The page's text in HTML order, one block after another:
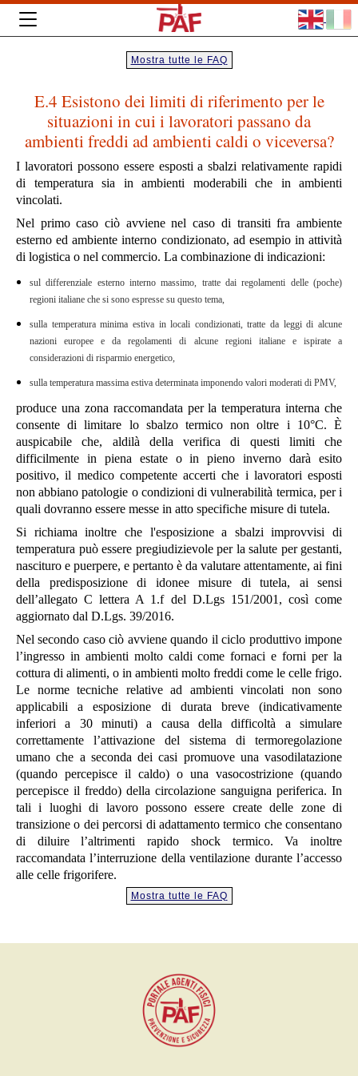
Mostra tutte le FAQ
E.4 Esistono dei limiti di riferimento per le
situazioni in cui i lavoratori passano da
ambienti freddi ad ambienti caldi o viceversa?
I lavoratori possono essere esposti a sbalzi relativamente rapidi
di temperatura sia in ambienti moderabili che in ambienti
vincolati.
Nel primo caso ciò avviene nel caso di transiti fra ambiente
esterno ed ambiente interno condizionato, ad esempio in attività
di logistica o nel commercio. La combinazione di indicazioni:
sul differenziale esterno interno massimo, tratte dai regolamenti delle (poche)
regioni italiane che si sono espresse su questo tema,
sulla temperatura minima estiva in locali condizionati, tratte da leggi di alcune
nazioni europee e da regolamenti di alcune regioni italiane e ispirate a
considerazioni di risparmio energetico,
sulla temperatura massima estiva determinata imponendo valori moderati di PMV,
produce una zona raccomandata per la temperatura interna che
consente di limitare lo sbalzo termico non oltre i 10°C. È
auspicabile che, aldilà della verifica di questi limiti che
difficilmente in piena estate o in pieno inverno darà esito
positivo, il medico competente accerti che i lavoratori esposti
non abbiano patologie o condizioni di vulnerabilità termica, per i
quali dovranno essere messe in atto specifiche misure di tutela.
Si richiama inoltre che l'esposizione a sbalzi improvvisi di
temperatura può essere pregiudizievole per la salute per gestanti,
nascituro e puerpere, e pertanto è da valutare attentamente, ai fini
della predisposizione di idonee misure di tutela, ai sensi
dell’allegato C lettera A 1.f del D.Lgs 151/2001, così come
aggiornato dal D.Lgs. 39/2016.
Nel secondo caso ciò avviene quando il ciclo produttivo impone
l’ingresso in ambienti molto caldi come fornaci e forni per la
cottura di alimenti, o in ambienti molto freddi come le celle frigo.
Le norme tecniche relative ad ambienti vincolati non sono
applicabili a esposizione di durata breve (indicativamente
inferiori a 30 minuti) a causa della difficoltà a simulare
correttamente l’attivazione del sistema di termoregolazione
umano che a seconda dei casi promuove una vasodilatazione
(quando percepisce il caldo) o una vasocostrizione (quando
percepisce il freddo) della circolazione sanguigna periferica. In
tali i luoghi di lavoro possono essere create delle zone di
transizione o dei percorsi di adattamento termico che consentano
di diluire l’altrimenti rapido shock termico. Va inoltre
raccomandata l’interruzione della ventilazione durante l’accesso
alle celle frigorifere.
Mostra tutte le FAQ